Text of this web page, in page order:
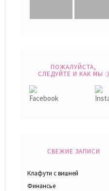
ПОЖАЛУЙСТА,
СЛЕДУЙТЕ И КАК МЫ :)
СВЕЖИЕ ЗАПИСИ
Клафути с вишней
Финансье